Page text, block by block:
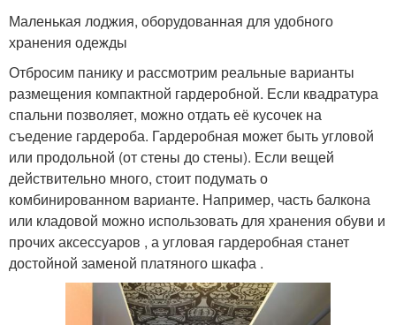
Маленькая лоджия, оборудованная для удобного
хранения одежды
Отбросим панику и рассмотрим реальные варианты
размещения компактной гардеробной. Если квадратура
спальни позволяет, можно отдать её кусочек на
съедение гардероба. Гардеробная может быть угловой
или продольной (от стены до стены). Если вещей
действительно много, стоит подумать о
комбинированном варианте. Например, часть балкона
или кладовой можно использовать для хранения обуви и
прочих аксессуаров , а угловая гардеробная станет
достойной заменой платяного шкафа .